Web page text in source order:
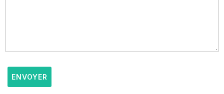
ENVOYER